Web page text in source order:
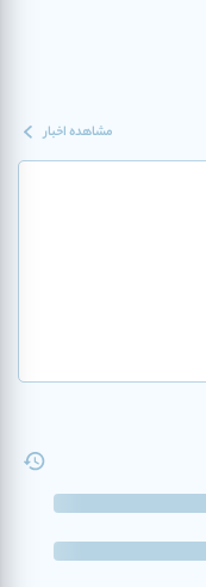
مشاهده اخبار